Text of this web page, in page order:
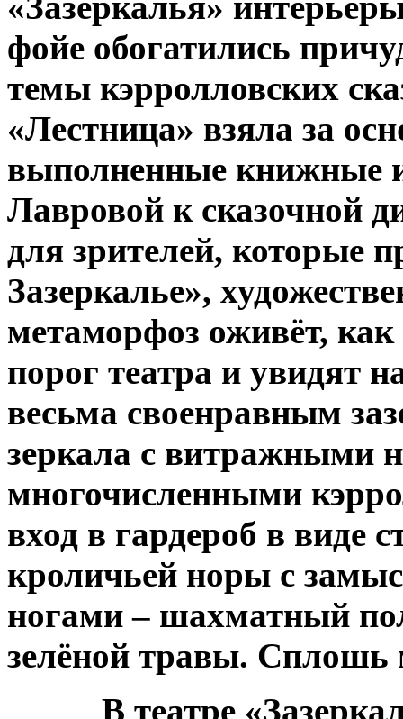
фойе обогатились
темы кэрролловских
«Лестница» взяла за
выполненные книжные
Лавровой к сказочной
для зрителей, которые
Зазеркалье»,
метаморфоз оживёт,
порог театра и увидят
весьма своенравным
зеркала с витражными
многочисленными
вход в гардероб в виде
кроличьей норы с
ногами – шахматный
зелёной травы.
В театре